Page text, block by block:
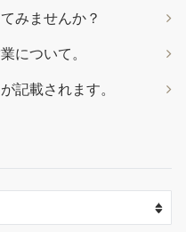
みませんか？
について。
記載されます。